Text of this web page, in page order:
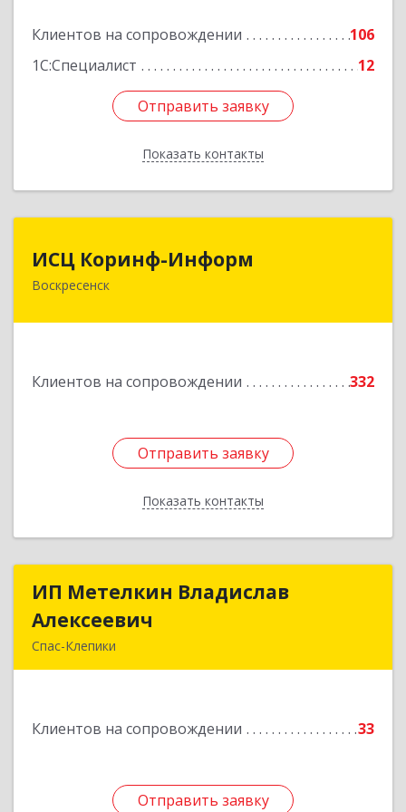
Клиентов на сопровождении
106
1С:Специалист
12
Отправить заявку
Показать контакты
Отправить заявку
Назад
ИСЦ Коринф-Информ
Воскресенск
Клиентов на сопровождении 332
Отправить заявку
Показать контакты
ИСЦ Коринф-Информ
140200, Московская обл, Воскресенский р-н,
Подробнее
Отправить заявку
Назад
ИП Метелкин Владислав
Алексеевич
Спас-Клепики
Клиентов на сопровождении 33
Отправить заявку
ИП Метелкин Владислав
Подробнее
Отправить заявку